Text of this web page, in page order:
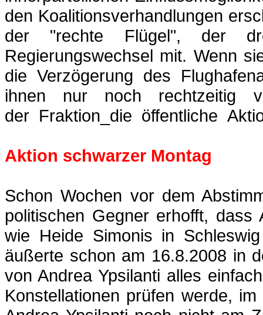
den Koalitionsverhandlungen
der "rechte Flügel", der
Regierungswechsel mit. Wenn
die Verzögerung des
ihnen nur noch rechtzeitig
der Fraktion_die öffentliche
Aktion schwarzer Montag
Schon Wochen vor dem
politischen Gegner erhofft, dass
wie Heide Simonis in
äußerte schon am 16.8.2008 in
von Andrea Ypsilanti alles
Konstellationen prüfen werde,